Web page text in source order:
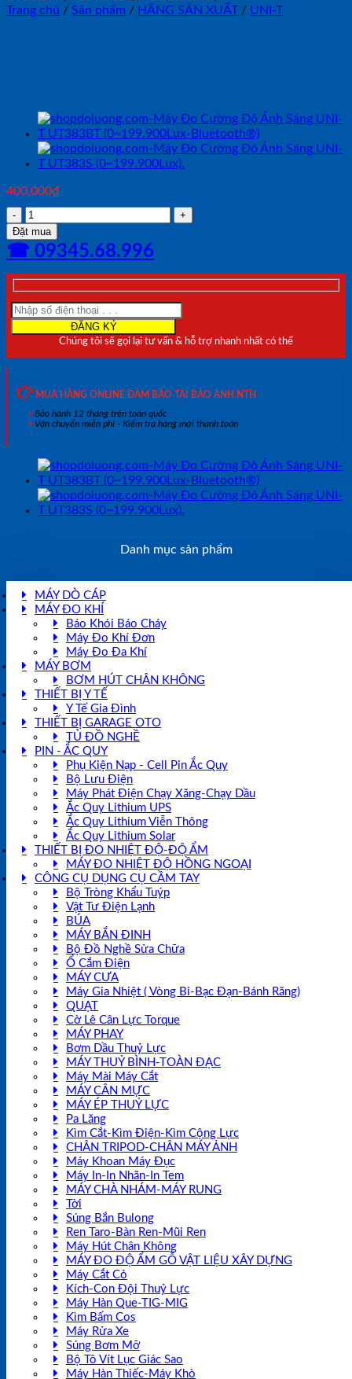
Trang chủ / Sản phẩm / HÃNG SẢN XUẤT / UNI-T
400,000₫
Máy
Đo
Cường
Độ
Ánh
Sáng
UNI-
T
UT383
(0~199.900Lux)
Đặt mua
☎ 09345.68.996
Chúng tôi sẽ gọi lại tư vấn & hỗ trợ nhanh nhất có thể
MUA HÀNG ONLINE ĐẢM BẢO TẠI BẢO ANH NTH
Bảo hành 12 tháng trên toàn quốc
Vận chuyển miễn phí - Kiểm tra hàng mới thanh toán
Danh mục sản phẩm
MÁY DÒ CÁP
MÁY ĐO KHÍ
Báo Khói Báo Cháy
Máy Đo Khí Đơn
Máy Đo Đa Khí
MÁY BƠM
BƠM HÚT CHÂN KHÔNG
THIẾT BỊ Y TẾ
Y Tế Gia Đình
THIẾT BỊ GARAGE OTO
TỦ ĐỒ NGHỀ
PIN - ẮC QUY
Phụ Kiện Nạp - Cell Pin Ắc Quy
Bộ Lưu Điện
Máy Phát Điện Chạy Xăng-Chạy Dầu
Ắc Quy Lithium UPS
Ắc Quy Lithium Viễn Thông
Ắc Quy Lithium Solar
THIẾT BỊ ĐO NHIỆT ĐỘ-ĐỘ ẨM
MÁY ĐO NHIỆT ĐỘ HỒNG NGOẠI
CÔNG CỤ DỤNG CỤ CẦM TAY
Bộ Tròng Khẩu Tuýp
Vật Tư Điện Lạnh
BÚA
MÁY BẮN ĐINH
Bộ Đồ Nghề Sửa Chữa
Ổ Cắm Điện
MÁY CƯA
Máy Gia Nhiệt ( Vòng Bi-Bạc Đạn-Bánh Răng)
QUẠT
Cờ Lê Cân Lực Torque
MÁY PHAY
Bơm Dầu Thuỷ Lực
MÁY THUỶ BÌNH-TOÀN ĐẠC
Máy Mài Máy Cắt
MÁY CÂN MỰC
MÁY ÉP THUỶ LỰC
Pa Lăng
Kìm Cắt-Kìm Điện-Kìm Cộng Lực
CHÂN TRIPOD-CHÂN MÁY ẢNH
Máy Khoan Máy Đục
Máy In-In Nhãn-In Tem
MÁY CHÀ NHÁM-MÁY RUNG
Tời
Súng Bắn Bulong
Ren Taro-Bàn Ren-Mũi Ren
Máy Hút Chân Không
MÁY ĐO ĐỘ ẨM GỖ VẬT LIỆU XÂY DỰNG
Máy Cắt Cỏ
Kích-Con Đội Thuỷ Lực
Máy Hàn Que-TIG-MIG
Kìm Bấm Cos
Máy Rửa Xe
Súng Bơm Mỡ
Bộ Tô Vít Lục Giác Sao
Máy Hàn Thiếc-Máy Khò